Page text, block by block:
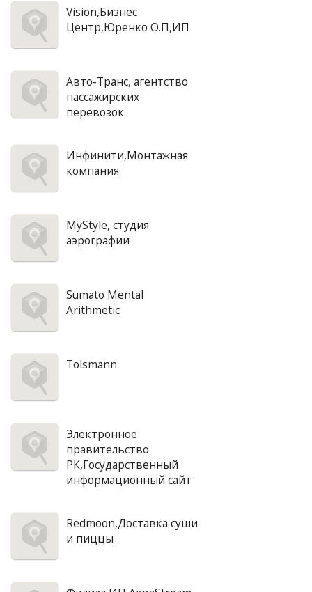
Vision,Бизнес
Центр,Юренко О.П,ИП
Авто-Транс, агентство
пассажирских
перевозок
Инфинити,Монтажная
компания
MyStyle, студия
аэрографии
Sumato Mental
Arithmetic
Tolsmann
Электронное
правительство
РК,Государственный
информационный сайт
Redmoon,Доставка суши
и пиццы